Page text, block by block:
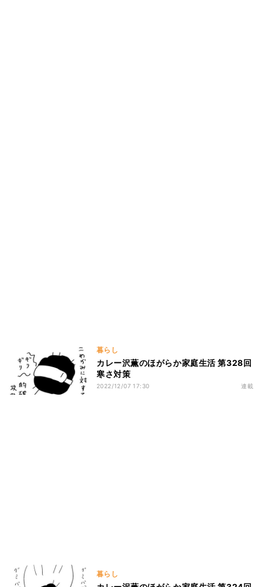
暮らし
カレー沢薫のほがらか家庭生活 第328回
寒さ対策
2022/12/07 17:30 連載
暮らし